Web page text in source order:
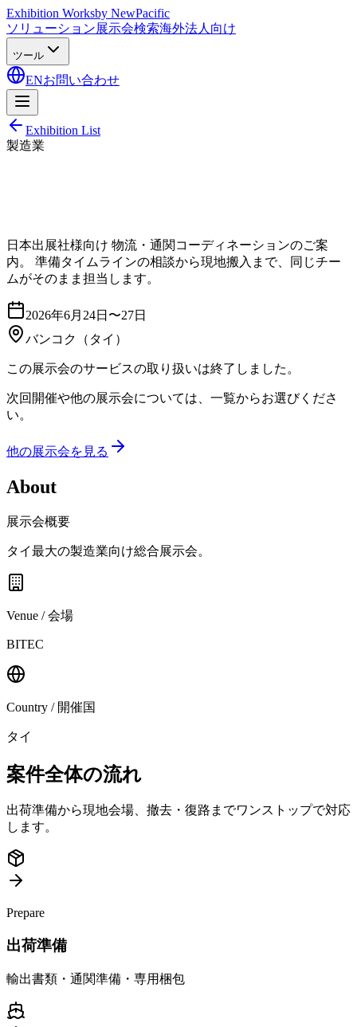
Exhibition Worksby NewPacific
ソリューション展示会検索海外法人向け
ツール
ENお問い合わせ
Exhibition List
製造業
日本出展社様向け 物流・通関コーディネーションのご案
内。 準備タイムラインの相談から現地搬入まで、同じチー
ムがそのまま担当します。
2026年6月24日〜27日
バンコク
（タイ）
この展示会のサービスの取り扱いは終了しました。
次回開催や他の展示会については、一覧からお選びくださ
い。
他の展示会を見る
About
展示会概要
タイ最大の製造業向け総合展示会。
Venue / 会場
BITEC
Country / 開催国
タイ
案件全体の流れ
出荷準備から現地会場、撤去・復路までワンストップで対応
します。
Prepare
出荷準備
輸出書類・通関準備・専用梱包